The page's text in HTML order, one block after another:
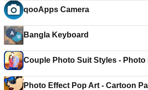
qooApps Camera
Bangla Keyboard
Couple Photo Suit Styles - Photo
Photo Effect Pop Art - Cartoon